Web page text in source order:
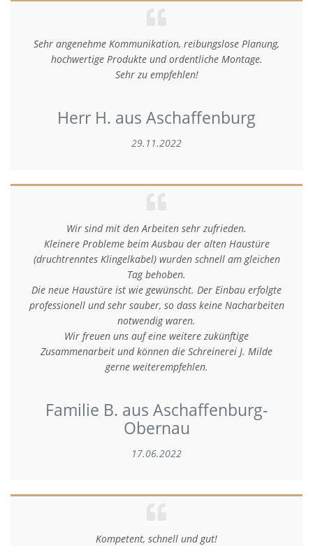
Sehr angenehme Kommunikation, reibungslose Planung,
hochwertige Produkte und ordentliche Montage.
Sehr zu empfehlen!
Herr H. aus Aschaffenburg
29.11.2022
Wir sind mit den Arbeiten sehr zufrieden.
Kleinere Probleme beim Ausbau der alten Haustüre
(druchtrenntes Klingelkabel) wurden schnell am gleichen
Tag behoben.
Die neue Haustüre ist wie gewünscht. Der Einbau erfolgte
professionell und sehr sauber, so dass keine Nacharbeiten
notwendig waren.
Wir freuen uns auf eine weitere zukünftige
Zusammenarbeit und können die Schreinerei J. Milde
gerne weiterempfehlen.
Familie B. aus Aschaffenburg-
Obernau
17.06.2022
Kompetent, schnell und gut!